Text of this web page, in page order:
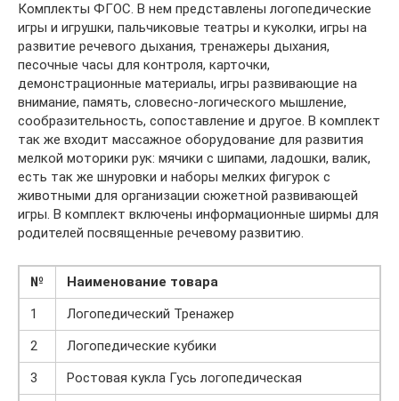
Комплекты ФГОС. В нем представлены логопедические
игры и игрушки, пальчиковые театры и куколки, игры на
развитие речевого дыхания, тренажеры дыхания,
песочные часы для контроля, карточки,
демонстрационные материалы, игры развивающие на
внимание, память, словесно-логического мышление,
сообразительность, сопоставление и другое. В комплект
так же входит массажное оборудование для развития
мелкой моторики рук: мячики с шипами, ладошки, валик,
есть так же шнуровки и наборы мелких фигурок с
животными для организации сюжетной развивающей
игры. В комплект включены информационные ширмы для
родителей посвященные речевому развитию.
№
Наименование товара
1
Логопедический Тренажер
2
Логопедические кубики
3
Ростовая кукла Гусь логопедическая